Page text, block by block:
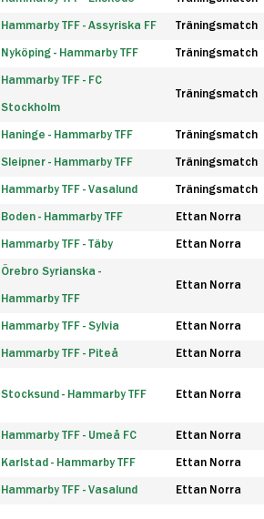
Hammarby TFF - Assyriska FF Träningsmatch
Nyköping - Hammarby TFF Träningsmatch
Hammarby TFF - FC
Stockholm
Träningsmatch
Haninge - Hammarby TFF Träningsmatch
Sleipner - Hammarby TFF Träningsmatch
Hammarby TFF - Vasalund Träningsmatch
Boden - Hammarby TFF Ettan Norra
Hammarby TFF - Täby Ettan Norra
Örebro Syrianska -
Hammarby TFF
Ettan Norra
Hammarby TFF - Sylvia Ettan Norra
Hammarby TFF - Piteå Ettan Norra
Stocksund - Hammarby TFF Ettan Norra
Hammarby TFF - Umeå FC Ettan Norra
Karlstad - Hammarby TFF Ettan Norra
Hammarby TFF - Vasalund Ettan Norra